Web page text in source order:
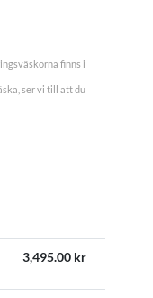
finns i
ser vi till att du
3,495.00 kr